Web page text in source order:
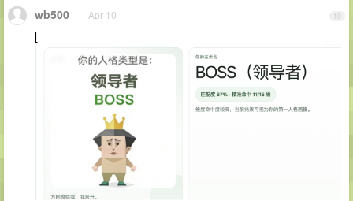
10
wb500 Apr 10
[